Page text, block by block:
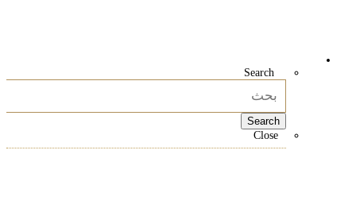
حقن الوريد في دبي
Search
Search
Close